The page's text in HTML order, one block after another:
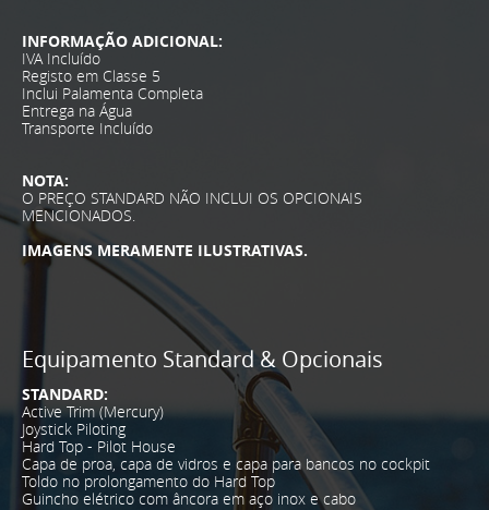
INFORMAÇÃO ADICIONAL:
IVA Incluído
Registo em Classe 5
Inclui Palamenta Completa
Entrega na Água
Transporte Incluído
NOTA:
O PREÇO STANDARD NÃO INCLUI OS OPCIONAIS
MENCIONADOS.
IMAGENS MERAMENTE ILUSTRATIVAS.
Equipamento Standard & Opcionais
STANDARD:
Active Trim (Mercury)
Joystick Piloting
Hard Top - Pilot House
Capa de proa, capa de vidros e capa para bancos no cockpit
Toldo no prolongamento do Hard Top
Guincho elétrico com âncora em aço inox e cabo